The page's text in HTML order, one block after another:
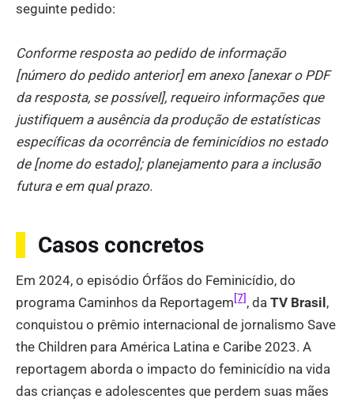
seguinte pedido:
Conforme resposta ao pedido de informação
[número do pedido anterior] em anexo [anexar o PDF
da resposta, se possível], requeiro informações que
justifiquem a ausência da produção de estatísticas
específicas da ocorrência de feminicídios no estado
de [nome do estado]; planejamento para a inclusão
futura e em qual prazo.
Casos concretos
Em 2024, o episódio Órfãos do Feminicídio, do
programa Caminhos da Reportagem[7], da TV Brasil ,
conquistou o prêmio internacional de jornalismo Save
the Children para América Latina e Caribe 2023. A
reportagem aborda o impacto do feminicídio na vida
das crianças e adolescentes que perdem suas mães